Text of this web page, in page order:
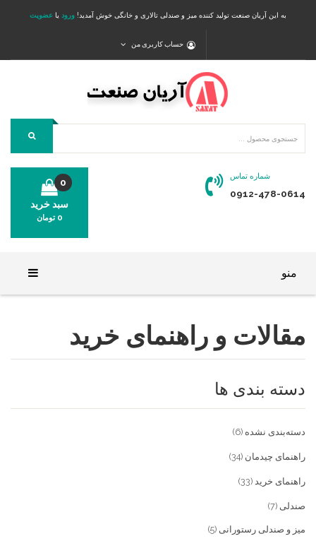
به این آریان صنعت تولید کننده میز و صندلی تالاری و خانگی خوش آمدید! ورود یا عضویت
حساب کاربری من
شماره تماس
0912-478-0614
سبد خرید
0
0 تومان
منو
فروشگاه
میز و صندلی خانگی
تماس با ما
خدمات
تماس با ما
سوالات متداول
پیش پرداخت
مقالات و راهنمای خرید
دسته بندی ها
دسته‌بندی نشده (6)
راهنمای چیدمان (34)
راهنمای خرید (33)
صندلی (7)
میز و صندلی رستورانی (5)